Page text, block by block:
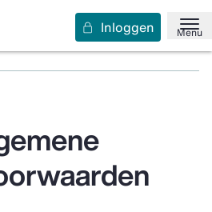
Menu
Inloggen
Downloads
Algemeen